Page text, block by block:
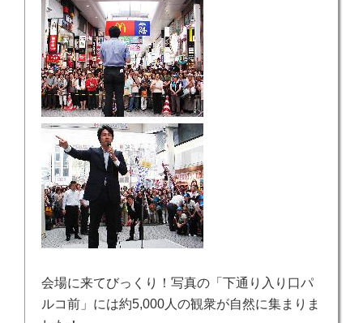
会場に来てびっくり！ 写真の「下通り入り口パ
ルコ前」には約5,000人の観衆が自然に集まりま